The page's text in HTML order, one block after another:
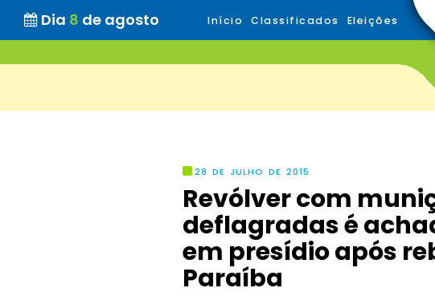
Dia 8 de agosto Início Classificados Eleições
28 DE JULHO DE 2015
Revólver com
deflagradas é
em presídio após
Paraíba